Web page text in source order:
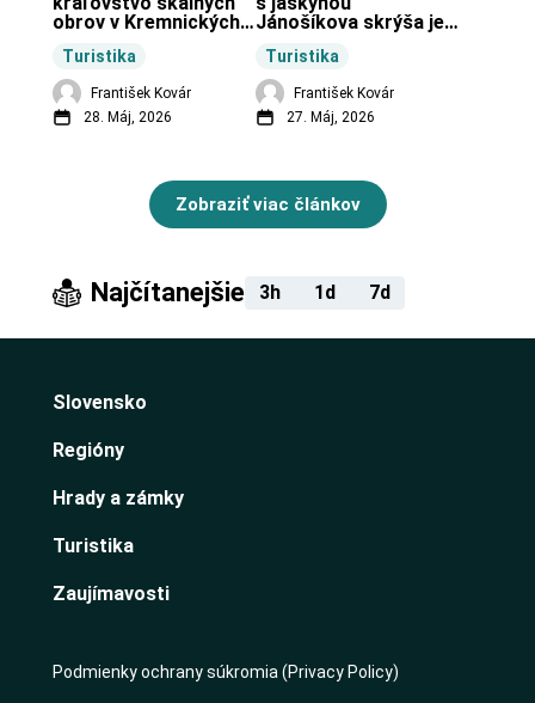
Turistika
obrov v Kremnických
František Kovár
28. Máj, 2026
Turistika
Jánošíkova skrýša je
obci Budiná.
František Kovár
27. Máj, 2026
Zobraziť viac článkov
Najčítanejšie 3h 1d 7d
Slovensko
Regióny
Hrady a zámky
Turistika
Zaujímavosti
Podmienky ochrany súkromia (Privacy Policy)